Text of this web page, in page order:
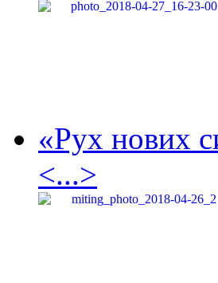
«Рух нових
<...>